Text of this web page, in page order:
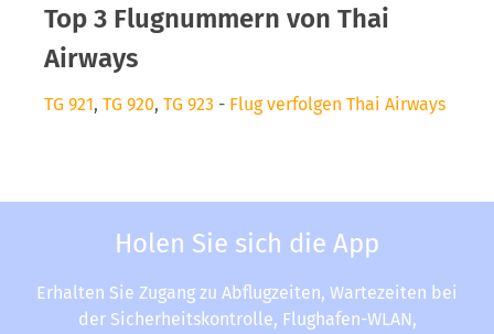
Top 3 Flugnummern von Thai
Airways
TG 921, TG 920, TG 923 - Flug verfolgen Thai Airways
Holen Sie sich die App
Erhalten Sie Zugang zu Abflugzeiten, Wartezeiten bei
der Sicherheitskontrolle, Flughafen-WLAN,